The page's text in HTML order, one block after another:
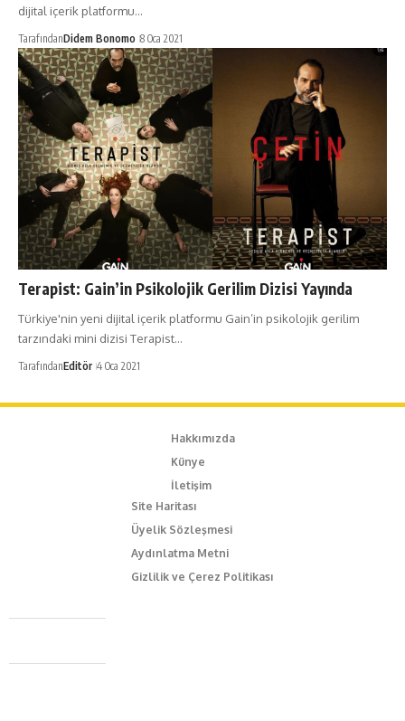
dijital içerik platformu…
TarafındanDidem Bonomo 8 Oca 2021
Terapist: Gain’in Psikolojik Gerilim Dizisi Yayında
Türkiye'nin yeni dijital içerik platformu Gain’in psikolojik gerilim
tarzındaki mini dizisi Terapist…
TarafındanEditör 4 Oca 2021
Hakkımızda
Künye
İletişim
Site Haritası
Üyelik Sözleşmesi
Aydınlatma Metni
Gizlilik ve Çerez Politikası
Caferağa Mah. Dr. Şakir Paşa Sok. No3/A Kadıköy İstanbul
+90 543 345 46 00